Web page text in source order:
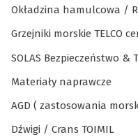
Okładzina hamulcowa /
Grzejniki morskie TELCO
SOLAS Bezpieczeństwo &
Materiały naprawcze
AGD ( zastosowania
Dźwigi / Crans TOIMIL